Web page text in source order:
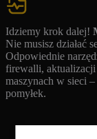
Idziemy krok dalej!
Nie musisz działać
Odpowiednie
firewalli,
maszynach w sieci
pomyłek.​